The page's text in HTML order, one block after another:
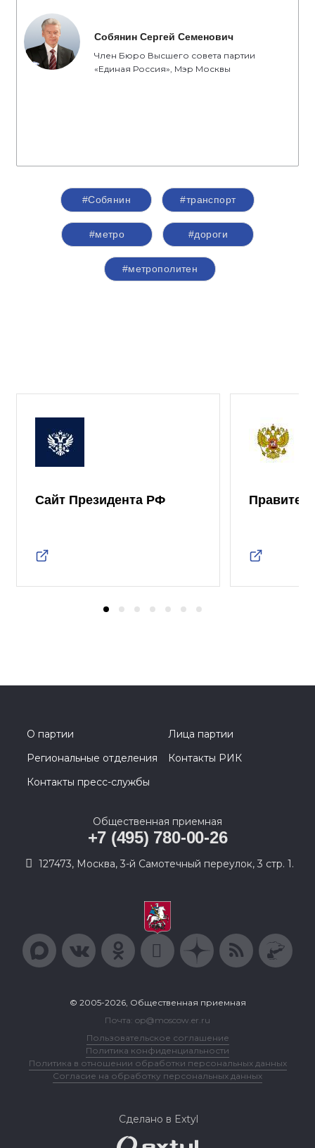
Собянин Сергей Семенович
Член Бюро Высшего совета партии
«Единая Россия», Мэр Москвы
#Собянин #транспорт
#метро #дороги
#метрополитен
Сайт Президента РФ
О партии
Лица партии
Региональные отделения
Контакты РИК
Контакты пресс-службы
Общественная приемная
+7 (495) 780-00-26
127473, Москва, 3-й Самотечный переулок, 3 стр. 1.
© 2005-2026, Общественная приемная
Почта: op@moscow.er.ru
Пользовательское соглашение
Политика конфиденциальности
Политика в отношении обработки персональных данных
Согласие на обработку персональных данных
Сделано в Extyl